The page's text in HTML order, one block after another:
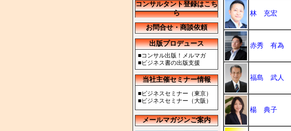
コンサルタント登録はこち
ら
お問合せ・商談依頼
出版プロデュース
■コンサル出版！メルマガ
■ビジネス書の出版支援
当社主催セミナー情報
■ビジネスセミナー（東京）
■ビジネスセミナー（大阪）
メールマガジンご案内
林 充宏
赤秀 有為
福島 武人
楊 典子